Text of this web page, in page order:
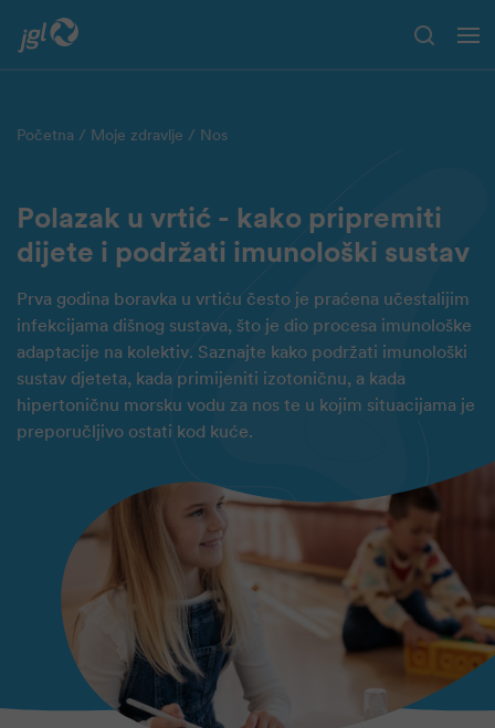
Početna Moje zdravlje Nos
Polazak u vrtić - kako pripremiti
dijete i podržati imunološki sustav
Prva godina boravka u vrtiću često je praćena učestalijim
infekcijama dišnog sustava, što je dio procesa imunološke
adaptacije na kolektiv. Saznajte kako podržati imunološki
sustav djeteta, kada primijeniti izotoničnu, a kada
hipertoničnu morsku vodu za nos te u kojim situacijama je
preporučljivo ostati kod kuće.